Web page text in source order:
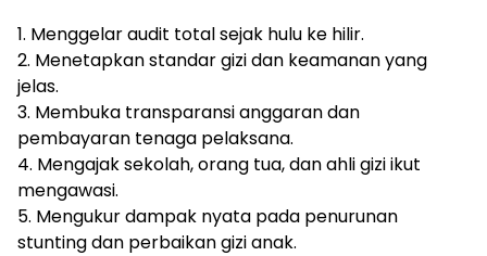
1. Menggelar audit total sejak hulu ke hilir.
2. Menetapkan standar gizi dan keamanan yang
jelas.
3. Membuka transparansi anggaran dan
pembayaran tenaga pelaksana.
4. Mengajak sekolah, orang tua, dan ahli gizi ikut
mengawasi.
5. Mengukur dampak nyata pada penurunan
stunting dan perbaikan gizi anak.